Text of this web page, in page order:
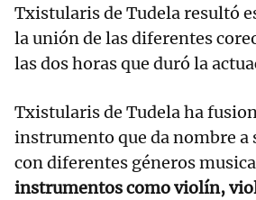
Txistularis de Tudela resultó
la unión de las diferentes
las dos horas que duró la
Txistularis de Tudela ha
instrumento que da nombre a
con diferentes géneros
instrumentos como violín,